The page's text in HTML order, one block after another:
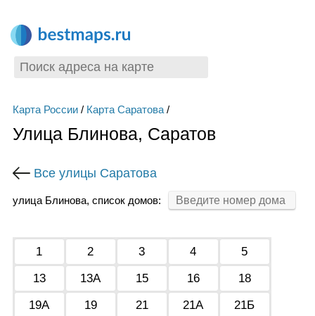
Карта России/ Карта Саратова/
Улица Блинова, Саратов
Все улицы Саратова
улица Блинова, список домов:
1 2 3 4
5
13
13А 15 16
18
19А
19 21 21А
21Б